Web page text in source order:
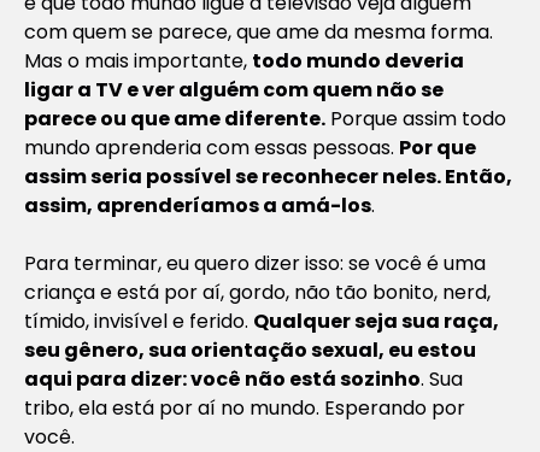
com quem se parece, que ame da mesma forma.
Mas o mais importante, todo mundo deveria
ligar a TV e ver alguém com quem não se
parece ou que ame diferente. Porque assim todo
mundo aprenderia com essas pessoas. Por que
assim seria possível se reconhecer neles. Então,
assim, aprenderíamos a amá-los.
Para terminar, eu quero dizer isso: se você é uma
criança e está por aí, gordo, não tão bonito, nerd,
tímido, invisível e ferido. Qualquer seja sua raça,
seu gênero, sua orientação sexual, eu estou
aqui para dizer: você não está sozinho. Sua
tribo, ela está por aí no mundo. Esperando por
você.